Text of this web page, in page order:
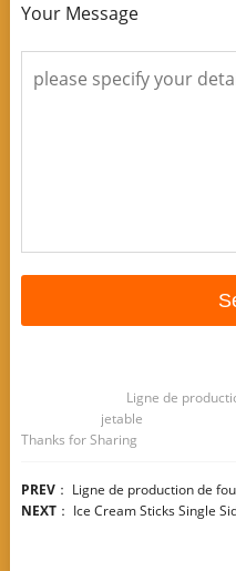
Your Message
Ligne de
jetable
Thanks for Sharing
PREV： Ligne de production de
NEXT： Ice Cream Sticks Single